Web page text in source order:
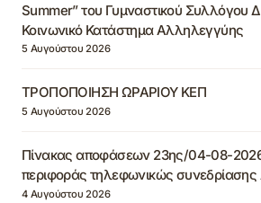
Summer” του Γυμναστικού Συλλόγου
Κοινωνικό Κατάστημα Αλληλεγγύης
5 Αυγούστου 2026
ΤΡΟΠΟΠΟΙΗΣΗ ΩΡΑΡΙΟΥ ΚΕΠ
5 Αυγούστου 2026
Πίνακας αποφάσεων 23ης/04-08-2026
περιφοράς τηλεφωνικώς
4 Αυγούστου 2026